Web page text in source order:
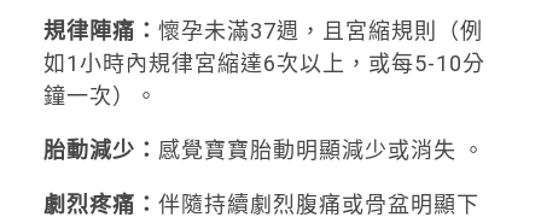
規律陣痛： 懷孕未滿37週，且宮縮規則（例
如1小時內規律宮縮達6次以上，或每5-10分
鐘一次）。
胎動減少： 感覺寶寶胎動明顯減少或消失 。
劇烈疼痛： 伴隨持續劇烈腹痛或骨盆明顯下